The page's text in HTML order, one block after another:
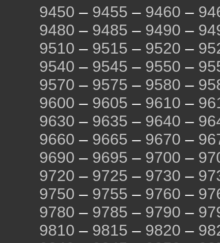
9450 – 9455 – 9460 –
9480 – 9485 – 9490 –
9510 – 9515 – 9520 –
9540 – 9545 – 9550 –
9570 – 9575 – 9580 –
9600 – 9605 – 9610 –
9630 – 9635 – 9640 –
9660 – 9665 – 9670 –
9690 – 9695 – 9700 –
9720 – 9725 – 9730 –
9750 – 9755 – 9760 –
9780 – 9785 – 9790 –
9810 – 9815 – 9820 –